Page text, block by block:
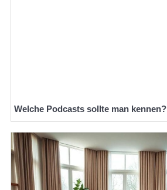
Welche Podcasts sollte man kennen?